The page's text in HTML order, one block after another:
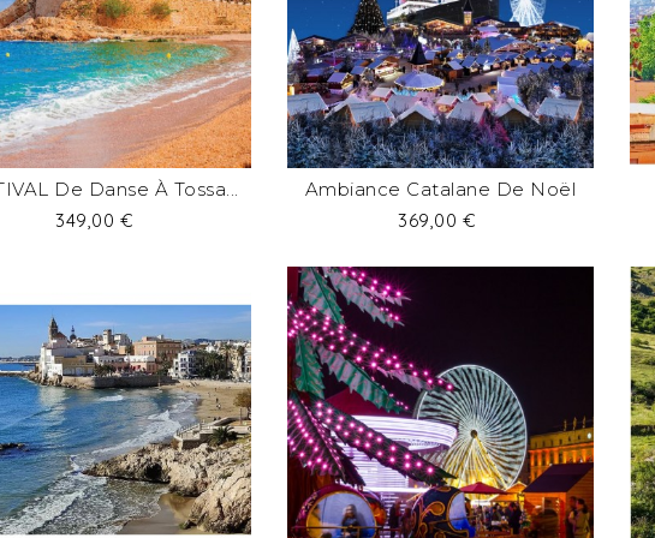
De Danse À Tossa...
Prix
349,00 €
Ambiance Catalane De Noël
Prix
369,00 €